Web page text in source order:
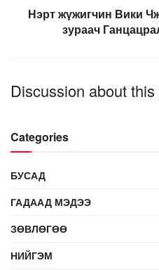
Нэрт жүжигчин Вики
зураач
Discussion about
Categories
БУСАД
ГАДААД МЭДЭЭ
ЗӨВЛӨГӨӨ
НИЙГЭМ